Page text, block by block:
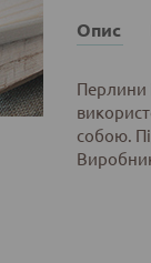
Опис
Перлини
собою.